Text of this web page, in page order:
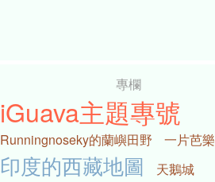
專欄
iGuava主題專號
Runningnoseky的蘭嶼田野 一片芭樂
印度的西藏地圖
天鵝城